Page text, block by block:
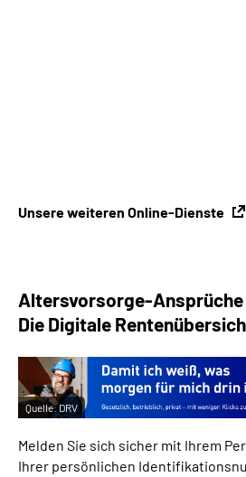
Unsere weiteren Online-Dienste
Altersvorsorge-Ansprüche
Die Digitale
Quelle:DRV
Melden Sie sich sicher mit Ihrem
Ihrer persönlichen